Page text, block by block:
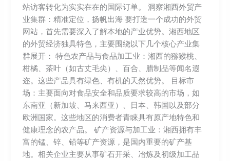
站访客转化为实实在在的国际订单。 洞察湘西外贸产
业集群：精准定位，扬帆出海 要打造一个成功的外贸
网站，首先需要深入了解本地的产业优势。湘西地区
的外贸经济独具特色，主要围绕以下几个核心产业集
群展开： 特色农产品与食品加工业：湘西的猕猴桃、
柑橘、茶叶（如古丈毛尖）、百合、腊制品等闻名遐
迩。这些产品具有绿色、有机的天然优势。 目标市
场：主要面向对食品安全和品质要求较高的市场，如
东南亚（新加坡、马来西亚）、日本、韩国以及部分
欧洲国家。这些地区的消费者青睐具有原产地特色和
健康理念的农产品。 矿产资源与加工业：湘西拥有丰
富的锰、锌、铅等矿产资源，是国内重要的矿产基
地。相关企业主要从事矿石开采、冶炼及初级加工品